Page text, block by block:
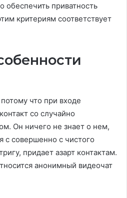
приватность
критериям соответствует
что при входе
со случайно
Он ничего не знает о нем,
с совершенно с чистого
придает азарт контактам.
анонимный видеочат